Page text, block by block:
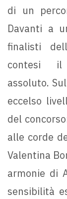
di un
Davanti a
finalisti
contesi il
assoluto.
eccelso
del
alle corde
Valentina
armonie di
sensibilità